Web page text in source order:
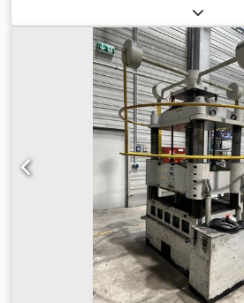
mm Installatiehoogte 380 mm slag
Machinegewicht ca. 750 kg